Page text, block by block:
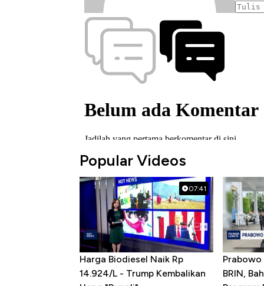
Popular Videos
07:41
Harga Biodiesel Naik Rp
14.924/L - Trump Kembalikan
Prabowo
BRIN,